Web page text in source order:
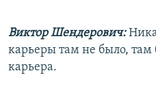
Виктор Шендерович:
карьеры там не было,
карьера.